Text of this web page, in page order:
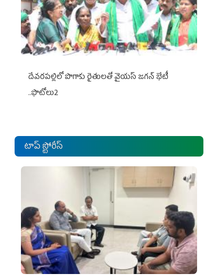
దేవరపల్లిలో పొగాకు రైతులతో వైయస్ జగన్ భేటీ
..ఫొటోలు2
టాప్ స్టోరీస్